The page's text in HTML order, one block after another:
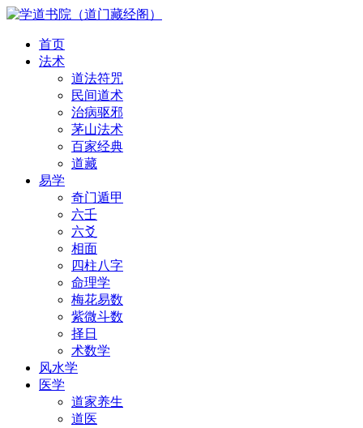
首页
法术
道法符咒
民间道术
治病驱邪
茅山法术
百家经典
道藏
易学
奇门遁甲
六壬
六爻
相面
四柱八字
命理学
梅花易数
紫微斗数
择日
术数学
风水学
医学
道家养生
道医